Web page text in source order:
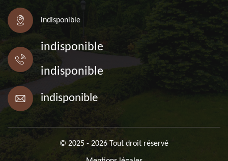
indisponible
indisponible
indisponible
indisponible
© 2025 - 2026 Tout droit réservé